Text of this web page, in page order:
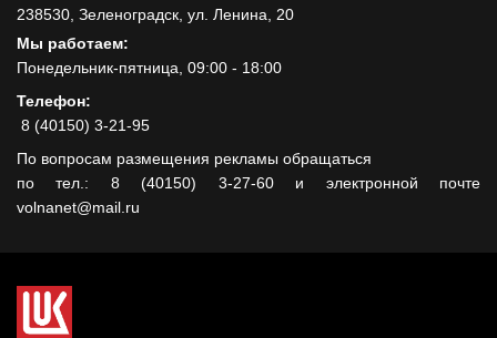
238530, Зеленоградск, ул. Ленина, 20
Мы работаем:
Понедельник-пятница, 09:00 - 18:00
Телефон:
8 (40150) 3-21-95
По вопросам размещения рекламы обращаться
по тел.: 8 (40150) 3-27-60 и электронной почте
volnanet@mail.ru